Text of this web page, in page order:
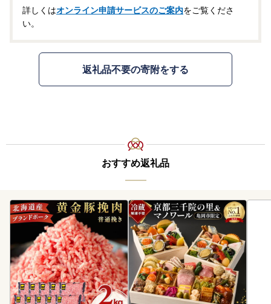
詳しくはオンライン申請サービスのご案内をご覧くださ
い。
返礼品不要の寄附をする
おすすめ返礼品